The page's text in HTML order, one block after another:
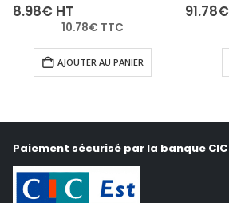
0
8.98€ HT
10.78€ TTC
AJOUTER AU PANIER
91.78€
Paiement sécurisé par la banque CIC